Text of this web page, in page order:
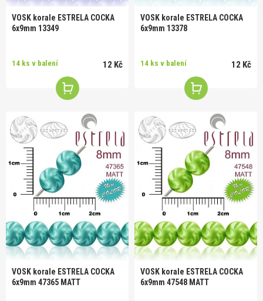
VOSK korale ESTRELA COCKA
6x9mm 13349
14 ks v balení 12 Kč
VOSK korale ESTRELA COCKA
6x9mm 13378
14 ks v balení 12 Kč
VOSK korale ESTRELA COCKA
6x9mm 47365 MATT
VOSK korale ESTRELA COCKA
6x9mm 47548 MATT